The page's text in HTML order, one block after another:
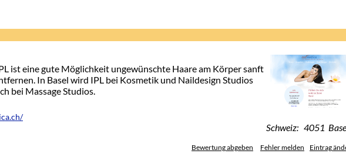
ist eine gute Möglichkeit ungewünschte Haare am Körper sanft
In Basel wird IPL bei Kosmetik und Naildesign Studios
bei Massage Studios.
Schweiz: 4051
Bewertung abgeben Fehler melden Eintrag